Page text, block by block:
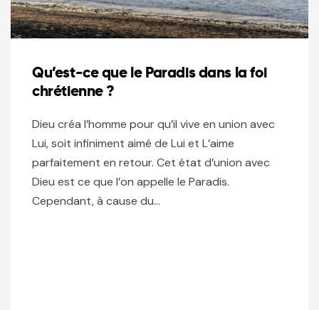
Qu’est-ce que le Paradis dans la foi
chrétienne ?
Dieu créa l’homme pour qu’il vive en union avec
Lui, soit infiniment aimé de Lui et L’aime
parfaitement en retour. Cet état d’union avec
Dieu est ce que l’on appelle le Paradis.
Cependant, à cause du…